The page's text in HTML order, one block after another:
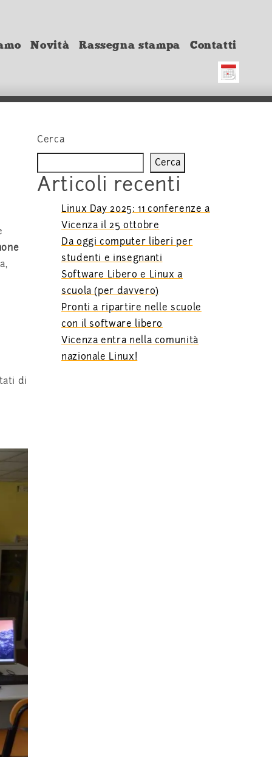
Novità Rassegna stampa Contatti
di
Cerca
Cerca
Articoli recenti
Linux Day 2025: 11 conferenze a
Vicenza il 25 ottobre
Da oggi computer liberi per
studenti e insegnanti
Software Libero e Linux a
scuola (per davvero)
Pronti a ripartire nelle scuole
con il software libero
Vicenza entra nella comunità
nazionale Linux!